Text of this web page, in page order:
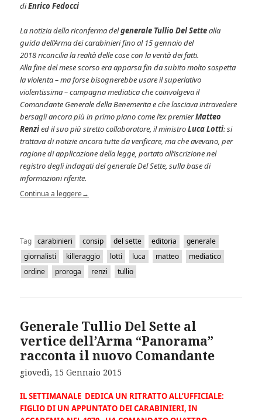
diEnrico Fedocci
La notizia della riconferma delgenerale Tullio Del Settealla
guida dell’Arma dei carabinieri fino al 15 gennaio del
2018 riconcilia la realtà delle cose con la verità dei fatti.
Alla fine del mese scorso era apparsa fin da subito molto sospetta
la violenta – ma forse bisognerebbe usare il superlativo
violentissima – campagna mediatica che coinvolgeva il
Comandante Generale della Benemerita e che lasciava intravedere
bersagli ancora più in primo piano come l’ex premierMatteo
Renzied il suo più stretto collaboratore, il ministroLuca Lotti: si
trattava di notizie ancora tutte da verificare, ma che avevano, per
ragione di applicazione della legge, portato all’iscrizione nel
registro degli indagati del generale Del Sette, sulla base di
informazioni riferite.
Continua a leggere→
Tag carabinieri consip del sette editoria
generale
giornalisti
killeraggio lotti luca matteo
mediatico
ordine
proroga renzi tullio
Generale Tullio Del Sette al
vertice dell’Arma “Panorama”
racconta il nuovo Comandante
giovedì, 15 Gennaio 2015
IL SETTIMANALE DEDICA UN RITRATTO ALL’UFFICIALE:
FIGLIO DI UN APPUNTATO DEI CARABINIERI, IN